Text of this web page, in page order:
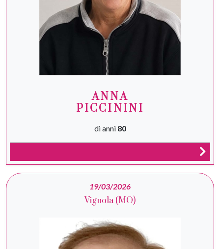
ANNA
PICCININI
di anni 80
19/03/2026
Vignola (MO)